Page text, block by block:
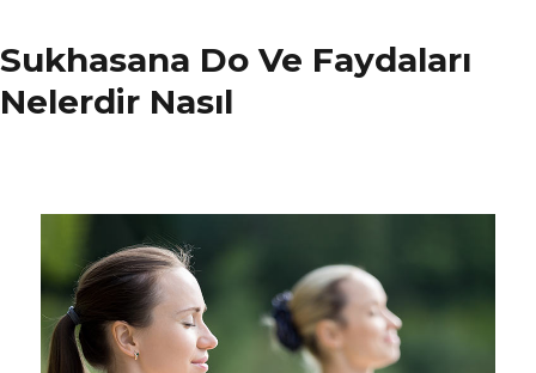
Sukhasana Do Ve Faydaları
Nelerdir Nasıl